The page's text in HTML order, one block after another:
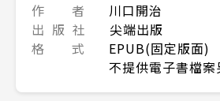
作 者
川口開治
出 版 社
尖端出版
格 式
EPUB(固定版面)
不提供電子書檔案